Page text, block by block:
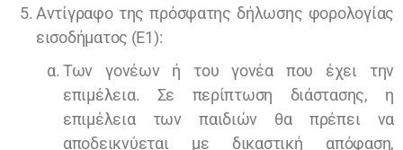
Αντίγραφο της πρόσφατης δήλωσης φορολογίας
εισοδήματος (Ε1):
Των γονέων ή του γονέα που έχει την
επιμέλεια. Σε περίπτωση διάστασης, η
επιμέλεια των παιδιών θα πρέπει να
αποδεικνύεται με δικαστική απόφαση,